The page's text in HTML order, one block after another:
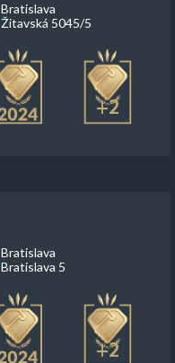
Bratislava
Žitavská 5045/5
+2
Bratislava
Bratislava 5
+2